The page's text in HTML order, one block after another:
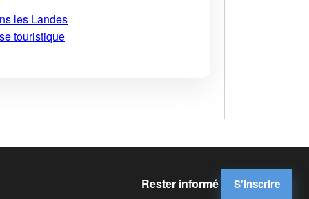
les Landes
touristique
Rester informé S'inscrire